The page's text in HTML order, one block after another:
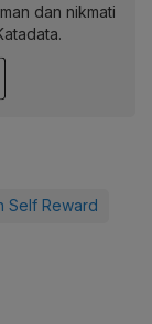
dan nikmati
Self Reward